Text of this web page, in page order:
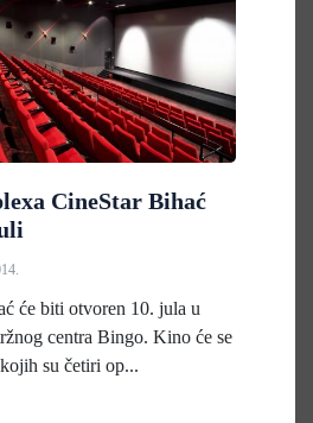
CineStar Bihać
će biti otvoren 10. jula u
centra Bingo. Kino će se
su četiri op...